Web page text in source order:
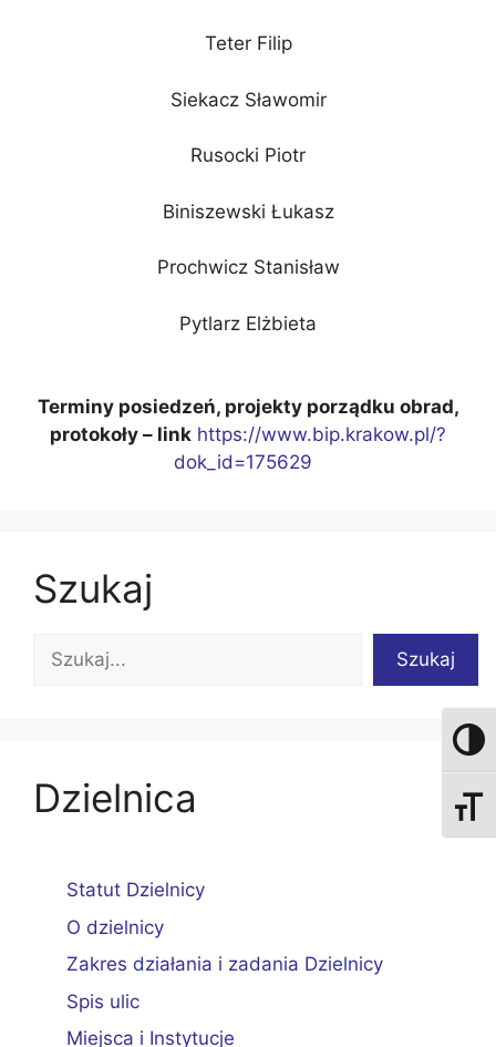
Teter Filip
Siekacz Sławomir
Rusocki Piotr
Biniszewski Łukasz
Prochwicz Stanisław
Pytlarz Elżbieta
Terminy posiedzeń, projekty porządku obrad,
protokoły – link https://www.bip.krakow.pl/?
dok_id=175629
Szukaj
Szukaj
Szukaj
Dzielnica
Statut Dzielnicy
O dzielnicy
Zakres działania i zadania Dzielnicy
Spis ulic
Miejsca i Instytucje